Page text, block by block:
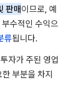
판매이므로, 예
수적인 수익으
류됩니다.
자가 주된 영업
부분을 차지